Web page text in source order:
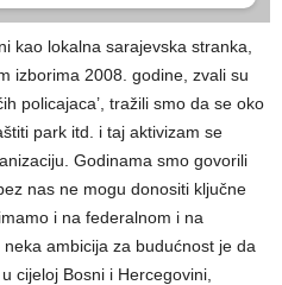
kao lokalna sarajevska stranka,
izborima 2008. godine, zvali su
policajaca’, tražili smo da se oko
park itd. i taj aktivizam se
Godinama smo govorili
nas ne mogu donositi ključne
i na federalnom i na
ambicija za budućnost je da
cijeloj Bosni i Hercegovini,